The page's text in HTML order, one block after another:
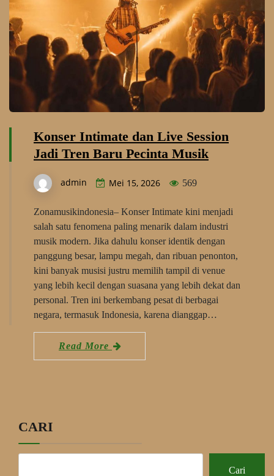
Konser Intimate dan Live Session
Jadi Tren Baru Pecinta Musik
admin Mei 15, 2026 569
Zonamusikindonesia– Konser Intimate kini menjadi
salah satu fenomena paling menarik dalam industri
musik modern. Jika dahulu konser identik dengan
panggung besar, lampu megah, dan ribuan penonton,
kini banyak musisi justru memilih tampil di venue
yang lebih kecil dengan suasana yang lebih dekat dan
personal. Tren ini berkembang pesat di berbagai
negara, termasuk Indonesia, karena dianggap…
Read More
CARI
Cari